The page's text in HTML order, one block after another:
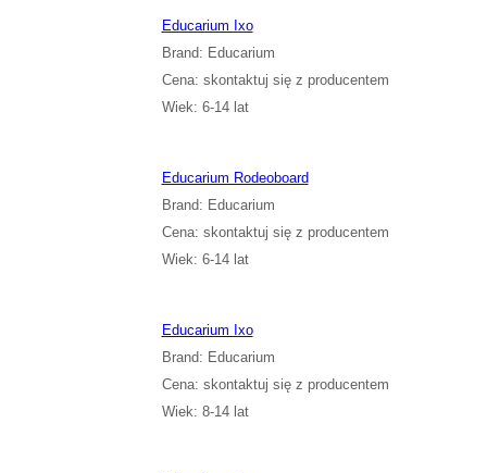
Educarium Ixo
Brand: Educarium
Cena: skontaktuj się z producentem
Wiek: 6-14 lat
Educarium Rodeoboard
Brand: Educarium
Cena: skontaktuj się z producentem
Wiek: 6-14 lat
Educarium Ixo
Brand: Educarium
Cena: skontaktuj się z producentem
Wiek: 8-14 lat